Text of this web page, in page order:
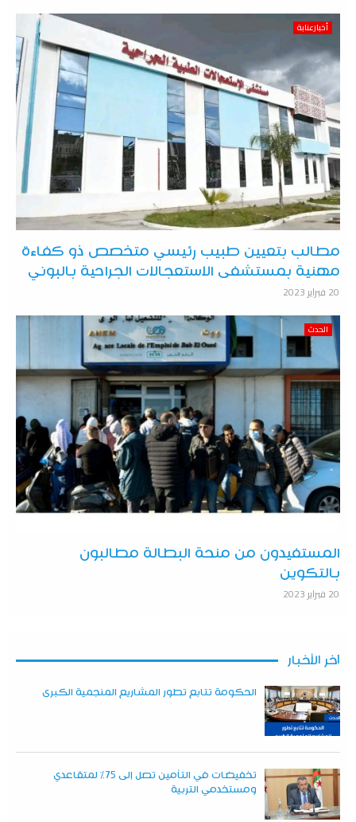
أخبارعنابة
مطالب بتعيين طبيب رئيسي متخصص ذو كفاءة
مهنية بمستشفى الاستعجالات الجراحية بالبوني
20 فبراير 2023
الحدث
المستفيدون من منحة البطالة مطالبون
بالتكوين
20 فبراير 2023
آخر الأخبار
الحكومة تتابع تطور المشاريع المنجمية الكبرى
تخفيضات في التأمين تصل إلى 75% لمتقاعدي
ومستخدمي التربية